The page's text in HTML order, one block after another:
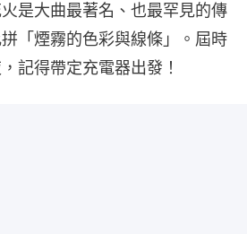
是大曲最著名、也最罕見的傳
「煙霧的色彩與線條」。屆時
記得帶定充電器出發！